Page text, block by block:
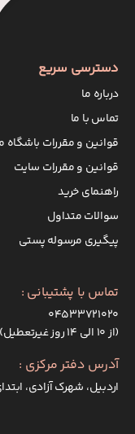
دسترسی سریع
درباره ما
تماس با ما
قوانین و مقررات باشگاه
قوانین و مقررات سایت
راهنمای خرید
سوالات متداول
پیگیری مرسوله پستی
تماس با پشتیبانی :
۰۴۵۳۳۷۲۱۰۲۰
(از ۱۰ الی ۱۴ روز غیرتعطیل)
آدرس دفتر مرکزی :
اردبیل، شهرک آزادی،